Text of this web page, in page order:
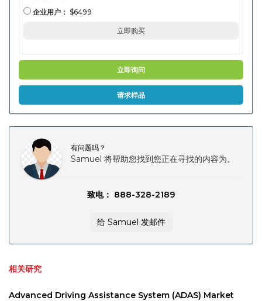
企业用户： $6499
立即购买
立即询问
请求样品
有问题吗？
Samuel 将帮助您找到您正在寻找的内容为。
致电： 888-328-2189
给 Samuel 发邮件
相关研究
Advanced Driving Assistance System (ADAS) Market